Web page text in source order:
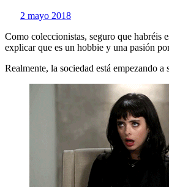
2 mayo 2018
Como coleccionistas, seguro que habréis
explicar que es un hobbie y una pasión
Realmente, la sociedad está empezando